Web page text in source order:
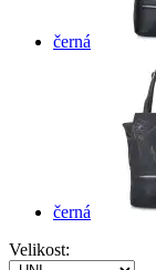
černá
černá
Velikost: